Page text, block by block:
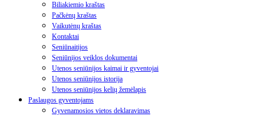
Biliakiemio kraštas
Pačkėnų kraštas
Vaikutėnų kraštas
Kontaktai
Seniūnaitijos
Seniūnijos veiklos dokumentai
Utenos seniūnijos kaimai ir gyventojai
Utenos seniūnijos istorija
Utenos seniūnijos kelių žemėlapis
Paslaugos gyventojams
Gyvenamosios vietos deklaravimas